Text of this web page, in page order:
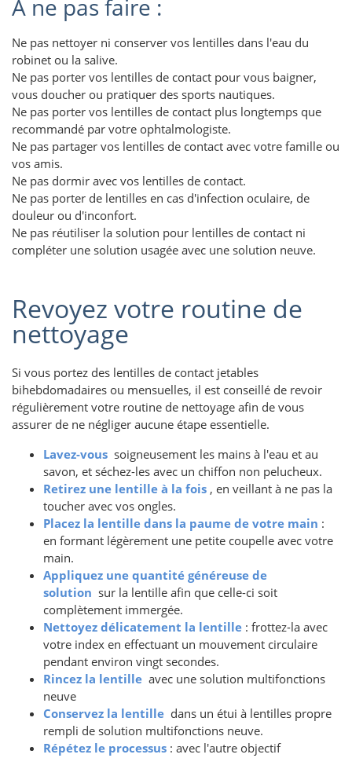
À ne pas faire :
Ne pas nettoyer ni conserver vos lentilles dans l'eau du
robinet ou la salive.
Ne pas porter vos lentilles de contact pour vous baigner,
vous doucher ou pratiquer des sports nautiques.
Ne pas porter vos lentilles de contact plus longtemps que
recommandé par votre ophtalmologiste.
Ne pas partager vos lentilles de contact avec votre famille ou
vos amis.
Ne pas dormir avec vos lentilles de contact.
Ne pas porter de lentilles en cas d'infection oculaire, de
douleur ou d'inconfort.
Ne pas réutiliser la solution pour lentilles de contact ni
compléter une solution usagée avec une solution neuve.
Revoyez votre routine de
nettoyage
Si vous portez des lentilles de contact jetables
bihebdomadaires ou mensuelles, il est conseillé de revoir
régulièrement votre routine de nettoyage afin de vous
assurer de ne négliger aucune étape essentielle.
Lavez-vous soigneusement les mains à l'eau et au
savon, et séchez-les avec un chiffon non pelucheux.
Retirez une lentille à la fois , en veillant à ne pas la
toucher avec vos ongles.
Placez la lentille dans la paume de votre main :
en formant légèrement une petite coupelle avec votre
main.
Appliquez une quantité généreuse de
solution sur la lentille afin que celle-ci soit
complètement immergée.
Nettoyez délicatement la lentille : frottez-la avec
votre index en effectuant un mouvement circulaire
pendant environ vingt secondes.
Rincez la lentille avec une solution multifonctions
neuve
Conservez la lentille dans un étui à lentilles propre
rempli de solution multifonctions neuve.
Répétez le processus : avec l'autre objectif